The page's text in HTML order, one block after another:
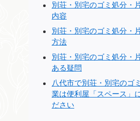
別荘・別宅のゴミ処分・
内容
別荘・別宅のゴミ処分・
方法
別荘・別宅のゴミ処分・
ある疑問
八代市で別荘・別宅のゴ
業は便利屋「スペース」
ださい